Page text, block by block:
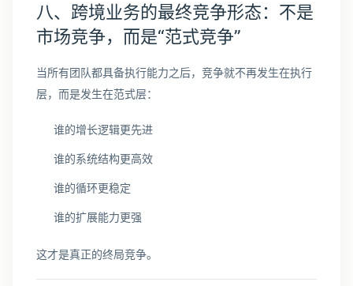
八、跨境业务的最终竞争形态：不是
市场竞争，而是“范式竞争”
当所有团队都具备执行能力之后，竞争就不再发生在执行
层，而是发生在范式层：
谁的增长逻辑更先进
谁的系统结构更高效
谁的循环更稳定
谁的扩展能力更强
这才是真正的终局竞争。